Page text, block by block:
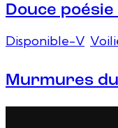
Douce
Disponible-V
Murmures